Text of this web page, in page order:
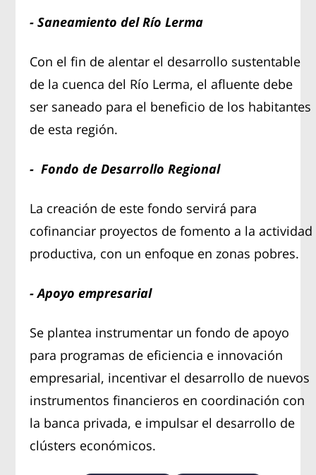
- Saneamiento del Río Lerma
Con el fin de alentar el desarrollo sustentable
de la cuenca del Río Lerma, el afluente debe
ser saneado para el beneficio de los habitantes
de esta región.
- Fondo de Desarrollo Regional
La creación de este fondo servirá para
cofinanciar proyectos de fomento a la actividad
productiva, con un enfoque en zonas pobres.
- Apoyo empresarial
Se plantea instrumentar un fondo de apoyo
para programas de eficiencia e innovación
empresarial, incentivar el desarrollo de nuevos
instrumentos financieros en coordinación con
la banca privada, e impulsar el desarrollo de
clústers económicos.